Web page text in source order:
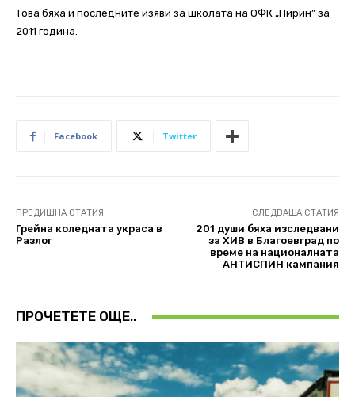
Това бяха и последните изяви за школата на ОФК „Пирин” за
2011 година.
Facebook Twitter
ПРЕДИШНА СТАТИЯ
Грейна коледната украса в
Разлог
СЛЕДВАЩА СТАТИЯ
201 души бяха изследвани
за ХИВ в Благоевград по
време на националната
АНТИСПИН кампания
ПРОЧЕТЕТЕ ОЩЕ..